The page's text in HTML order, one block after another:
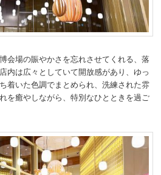
会場の賑やかさを忘れさせてくれる、落
内は広々としていて開放感があり、ゆっ
着いた色調でまとめられ、洗練された雰
を癒やしながら、特別なひとときを過ご